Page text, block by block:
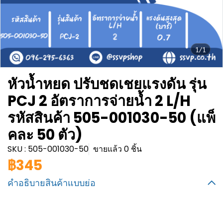
1/1
หัวน้ำหยด ปรับชดเชยแรงดัน รุ่น
PCJ 2 อัตราการจ่ายน้ำ 2 L/H
รหัสสินค้า 505-001030-50 (แพ็
คละ 50 ตัว)
SKU : 505-001030-50 ขายแล้ว 0 ชิ้น
฿345
คำอธิบายสินค้าแบบย่อ